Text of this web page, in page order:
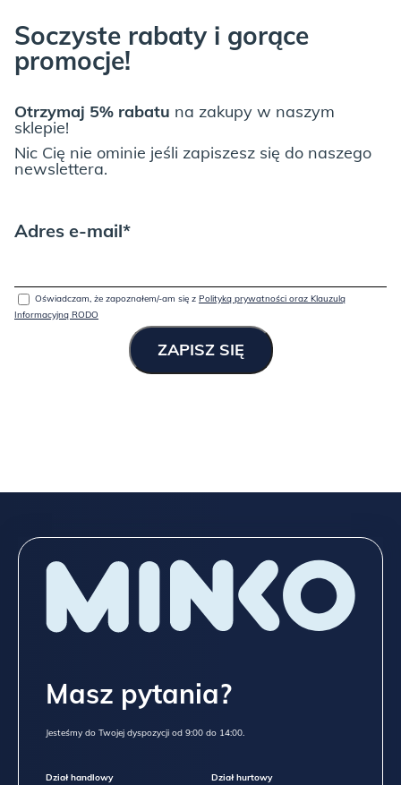
Soczyste rabaty i gorące
promocje!
Otrzymaj 5% rabatu na zakupy w naszym
sklepie!
Nic Cię nie ominie jeśli zapiszesz się do naszego
newslettera.
Adres e-mail*
Oświadczam, że zapoznałem/-am się z Polityką prywatności oraz Klauzulą
Informacyjną RODO
Masz pytania?
Jesteśmy do Twojej dyspozycji od 9:00 do 14:00.
Dział handlowy Dział hurtowy